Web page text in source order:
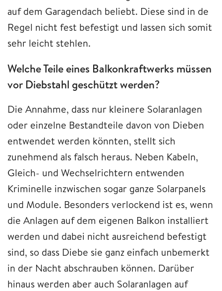
auf dem Garagendach beliebt. Diese sind in de
Regel nicht fest befestigt und lassen sich somit
sehr leicht stehlen.
Welche Teile eines Balkonkraftwerks müssen
vor Diebstahl geschützt werden?
Die Annahme, dass nur kleinere Solaranlagen
oder einzelne Bestandteile davon von Dieben
entwendet werden könnten, stellt sich
zunehmend als falsch heraus. Neben Kabeln,
Gleich- und Wechselrichtern entwenden
Kriminelle inzwischen sogar ganze Solarpanels
und Module. Besonders verlockend ist es, wenn
die Anlagen auf dem eigenen Balkon installiert
werden und dabei nicht ausreichend befestigt
sind, so dass Diebe sie ganz einfach unbemerkt
in der Nacht abschrauben können. Darüber
hinaus werden aber auch Solaranlagen auf